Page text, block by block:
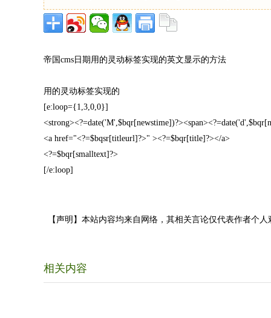
帝国cms日期用的灵动标签实现的英文显示的方法
用的灵动标签实现的
[e:loop={1,3,0,0}]
<a href="<?=$bqsr[titleurl]?>" ><?=$bqr[title]?></a>
<?=$bqr[smalltext]?>
[/e:loop]
【声明】本站内容均来自网络，其相关言论仅代表作者个
相关内容